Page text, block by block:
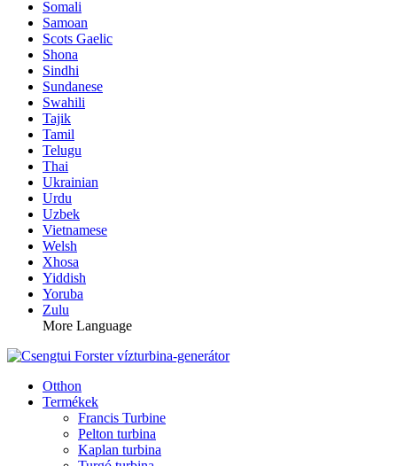
Somali
Samoan
Scots Gaelic
Shona
Sindhi
Sundanese
Swahili
Tajik
Tamil
Telugu
Thai
Ukrainian
Urdu
Uzbek
Vietnamese
Welsh
Xhosa
Yiddish
Yoruba
Zulu
More Language
Otthon
Termékek
Francis Turbine
Pelton turbina
Kaplan turbina